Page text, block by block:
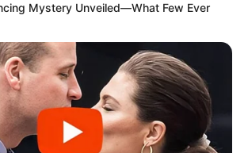
Mystery Unveiled—What Few Ever